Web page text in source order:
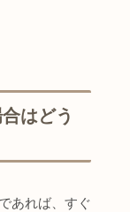
はどう
あれば、すぐ